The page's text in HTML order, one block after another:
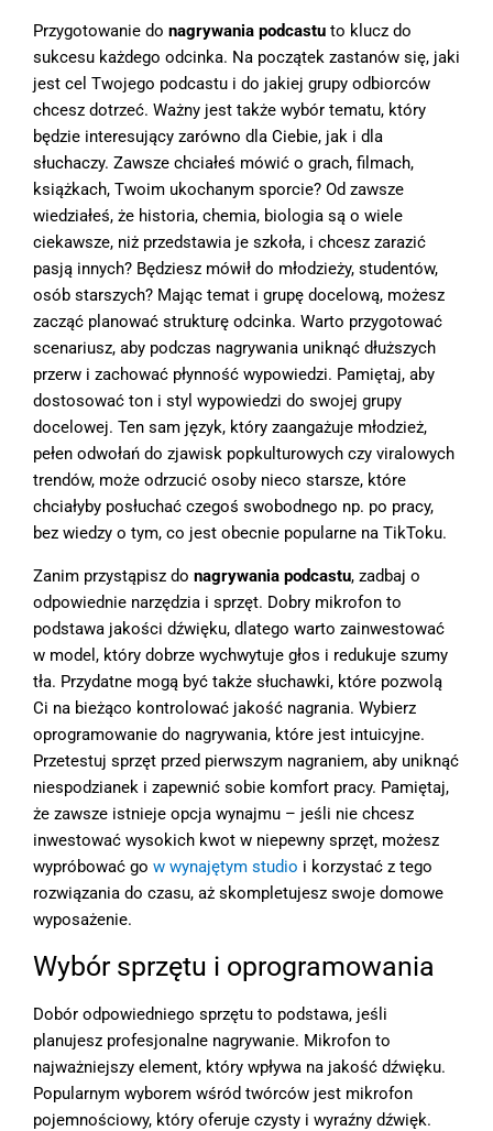
Przygotowanie do nagrywania podcastu to klucz do
sukcesu każdego odcinka. Na początek zastanów się, jaki
jest cel Twojego podcastu i do jakiej grupy odbiorców
chcesz dotrzeć. Ważny jest także wybór tematu, który
będzie interesujący zarówno dla Ciebie, jak i dla
słuchaczy. Zawsze chciałeś mówić o grach, filmach,
książkach, Twoim ukochanym sporcie? Od zawsze
wiedziałeś, że historia, chemia, biologia są o wiele
ciekawsze, niż przedstawia je szkoła, i chcesz zarazić
pasją innych? Będziesz mówił do młodzieży, studentów,
osób starszych? Mając temat i grupę docelową, możesz
zacząć planować strukturę odcinka. Warto przygotować
scenariusz, aby podczas nagrywania uniknąć dłuższych
przerw i zachować płynność wypowiedzi. Pamiętaj, aby
dostosować ton i styl wypowiedzi do swojej grupy
docelowej. Ten sam język, który zaangażuje młodzież,
pełen odwołań do zjawisk popkulturowych czy viralowych
trendów, może odrzucić osoby nieco starsze, które
chciałyby posłuchać czegoś swobodnego np. po pracy,
bez wiedzy o tym, co jest obecnie popularne na TikToku.
Zanim przystąpisz do nagrywania podcastu, zadbaj o
odpowiednie narzędzia i sprzęt. Dobry mikrofon to
podstawa jakości dźwięku, dlatego warto zainwestować
w model, który dobrze wychwytuje głos i redukuje szumy
tła. Przydatne mogą być także słuchawki, które pozwolą
Ci na bieżąco kontrolować jakość nagrania. Wybierz
oprogramowanie do nagrywania, które jest intuicyjne.
Przetestuj sprzęt przed pierwszym nagraniem, aby uniknąć
niespodzianek i zapewnić sobie komfort pracy. Pamiętaj,
że zawsze istnieje opcja wynajmu – jeśli nie chcesz
inwestować wysokich kwot w niepewny sprzęt, możesz
wypróbować go w wynajętym studio i korzystać z tego
rozwiązania do czasu, aż skompletujesz swoje domowe
wyposażenie.
Wybór sprzętu i oprogramowania
Dobór odpowiedniego sprzętu to podstawa, jeśli
planujesz profesjonalne nagrywanie. Mikrofon to
najważniejszy element, który wpływa na jakość dźwięku.
Popularnym wyborem wśród twórców jest mikrofon
pojemnościowy, który oferuje czysty i wyraźny dźwięk.